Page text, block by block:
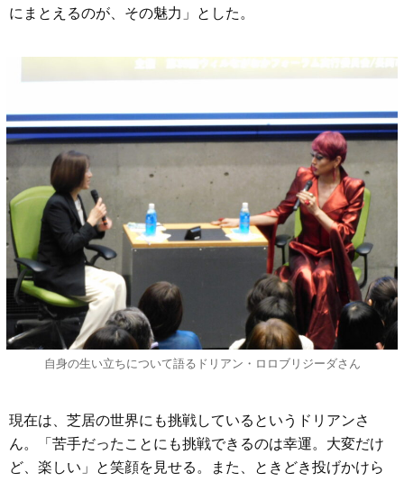
にまとえるのが、その魅力」とした。
自身の生い立ちについて語るドリアン・ロロブリジーダさん
現在は、芝居の世界にも挑戦しているというドリアンさ
ん。「苦手だったことにも挑戦できるのは幸運。大変だけ
ど、楽しい」と笑顔を見せる。また、ときどき投げかけら